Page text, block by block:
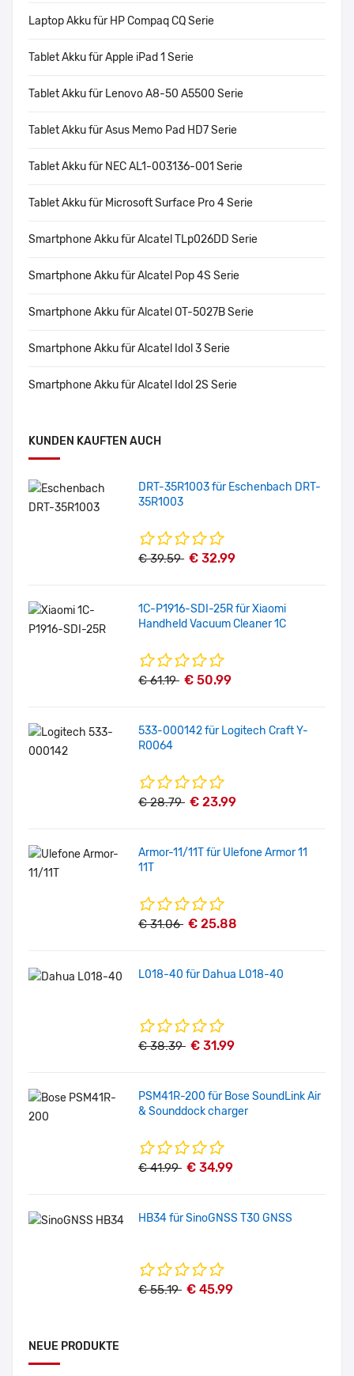
Laptop Akku für HP Compaq CQ Serie
Tablet Akku für Apple iPad 1 Serie
Tablet Akku für Lenovo A8-50 A5500 Serie
Tablet Akku für Asus Memo Pad HD7 Serie
Tablet Akku für NEC AL1-003136-001 Serie
Tablet Akku für Microsoft Surface Pro 4 Serie
Smartphone Akku für Alcatel TLp026DD Serie
Smartphone Akku für Alcatel Pop 4S Serie
Smartphone Akku für Alcatel OT-5027B Serie
Smartphone Akku für Alcatel Idol 3 Serie
Smartphone Akku für Alcatel Idol 2S Serie
KUNDEN KAUFTEN AUCH
DRT-35R1003 für Eschenbach DRT-
35R1003
€ 39.59 € 32.99
1C-P1916-SDI-25R für Xiaomi
Handheld Vacuum Cleaner 1C
€ 61.19 € 50.99
533-000142 für Logitech Craft Y-
R0064
€ 28.79 € 23.99
Armor-11/11T für Ulefone Armor 11
11T
€ 31.06 € 25.88
L018-40 für Dahua L018-40
€ 38.39 € 31.99
PSM41R-200 für Bose SoundLink Air
& Sounddock charger
€ 41.99 € 34.99
HB34 für SinoGNSS T30 GNSS
€ 55.19 € 45.99
NEUE PRODUKTE